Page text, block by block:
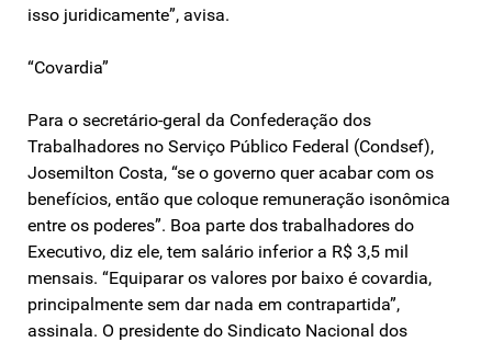
isso juridicamente”, avisa.
“Covardia”
Para o secretário-geral da Confederação dos
Trabalhadores no Serviço Público Federal (Condsef),
Josemilton Costa, “se o governo quer acabar com os
benefícios, então que coloque remuneração isonômica
entre os poderes”. Boa parte dos trabalhadores do
Executivo, diz ele, tem salário inferior a R$ 3,5 mil
mensais. “Equiparar os valores por baixo é covardia,
principalmente sem dar nada em contrapartida”,
assinala. O presidente do Sindicato Nacional dos